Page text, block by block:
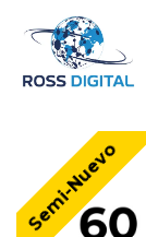
Semi-Nuevo